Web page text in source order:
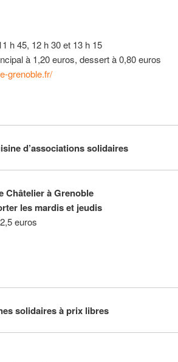
h 45, 12 h 30 et 13 h 15
à 1,20 euros, dessert à 0,80 euros
grenoble.fr/
d’associations solidaires
Châtelier à Grenoble
les mardis et jeudis
euros
solidaires à prix libres